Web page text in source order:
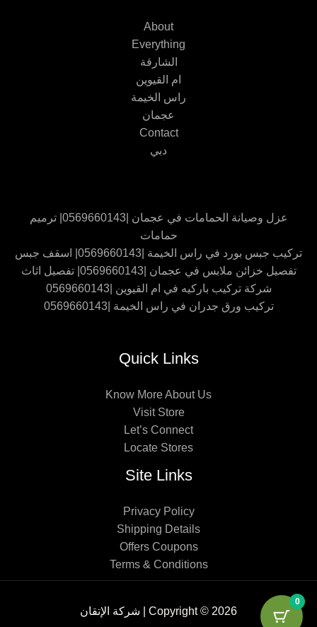
About
Everything
الشارقة
ام القيوين
راس الخيمة
عجمان
Contact
دبي
عزل وصيانة الحمامات في عجمان |0569660143| ترميم
حمامات
تركيب جبس بورد في راس الخيمة |0569660143| اسقف جبس
تفصيل خزائن ملابس في عجمان |0569660143| تفصيل اثاث
شركة تركيب باركيه في ام القيوين |0569660143
تركيب ورق جدران في راس الخيمة |0569660143
Quick Links
Know More About Us
Visit Store
Let’s Connect
Locate Stores
Site Links
Privacy Policy
Shipping Details
Offers Coupons
Terms & Conditions
Copyright © 2026 | شركة الإتقان
0